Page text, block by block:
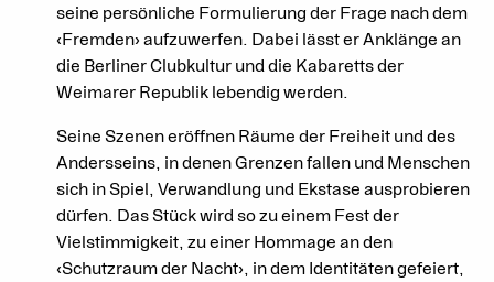
seine persönliche Formulierung der Frage nach dem
‹Fremden› aufzuwerfen. Dabei lässt er Anklänge an
die Berliner Clubkultur und die Kabaretts der
Weimarer Republik lebendig werden.
Seine Szenen eröffnen Räume der Freiheit und des
Andersseins, in denen Grenzen fallen und Menschen
sich in Spiel, Verwandlung und Ekstase ausprobieren
dürfen. Das Stück wird so zu einem Fest der
Vielstimmigkeit, zu einer Hommage an den
‹Schutzraum der Nacht›, in dem Identitäten gefeiert,